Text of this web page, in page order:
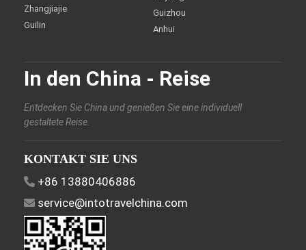
Zhangjiajie
Guilin
Guizhou
Anhui
In den China - Reise
Entdecken Sie China und genießen Sie eine individuell
gestaltete Reise.
KONTAKT SIE UNS
+86 13880406886
service@intotravelchina.com